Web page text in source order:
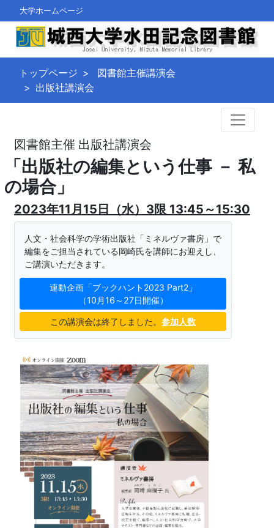
大学ホームページ
トップページ
図書館主催講演会
出版社講演会
図書館主催 出版社講演会
「出版社の編集という仕事 － 私
の場合」
2023年11月15日（水）3限 13:45～15:30
人文・社会科学の学術出版社「ミネルヴァ書房」で
編集をご担当されている岡崎氏を講師にお迎えし、
ご講演いただきます。
連動企画「ブックハント2023 Part2」
（10月16～27日開催）
この講演会は終了しました。 参加人数